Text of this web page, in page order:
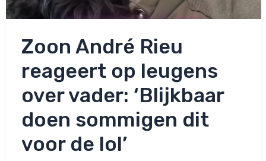
Zoon André Rieu
reageert op leugens
over vader: ‘Blijkbaar
doen sommigen dit
voor de lol’